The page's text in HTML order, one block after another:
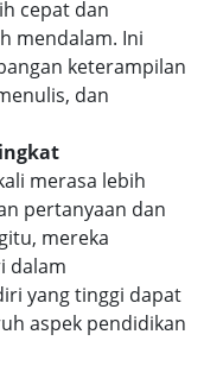
cepat dan
mendalam. Ini
keterampilan
dan
merasa lebih
pertanyaan dan
mereka
dalam
yang tinggi dapat
aspek pendidikan